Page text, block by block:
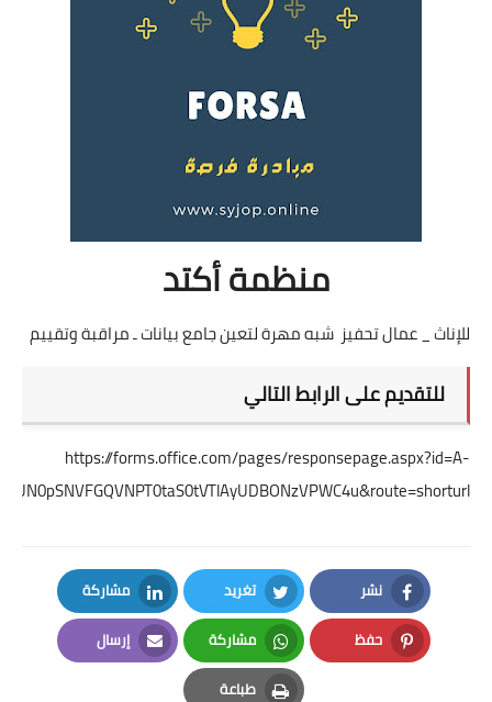
منظمة أكتد
للإناث _ عمال تحفيز شبه مهرة لتعين جامع بيانات ـ مراقبة وتقييم
للتقديم على الرابط التالي
https://forms.office.com/pages/responsepage.aspx?id=A-
نشر
Facebook
تغريد
Twitter
مشاركة
LinkedIn
حفظ
Pinterest
مشاركة
Whatsapp
إرسال
Email
طباعة